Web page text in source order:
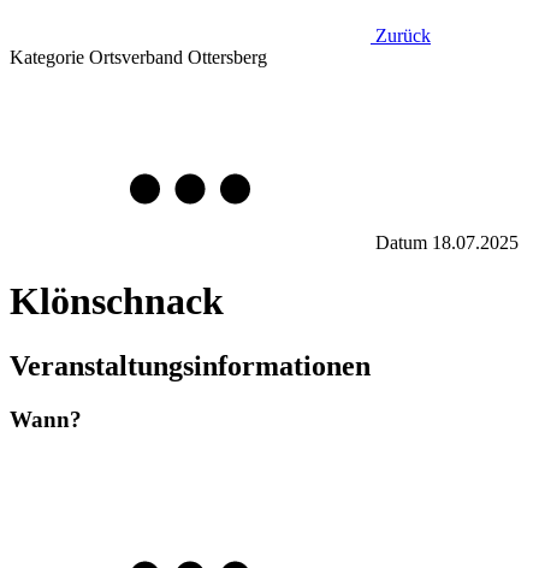
Zurück
Kategorie Ortsverband Ottersberg
Datum 18.07.2025
Klönschnack
Veranstaltungsinformationen
Wann?